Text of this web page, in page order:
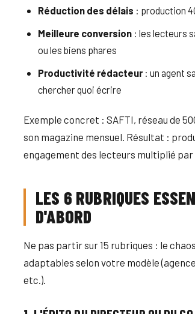
Réduction des délais : production
Meilleure conversion : les lecteurs
ou les biens phares
Productivité rédacteur: un agent
chercher quoi écrire
Exemple concret : SAFTI, réseau de
son magazine mensuel. Résultat :
engagement des lecteurs multiplié par
LES 6 RUBRIQUES
D'ABORD
Ne pas partir sur 15 rubriques : le
adaptables selon votre modèle
etc.).